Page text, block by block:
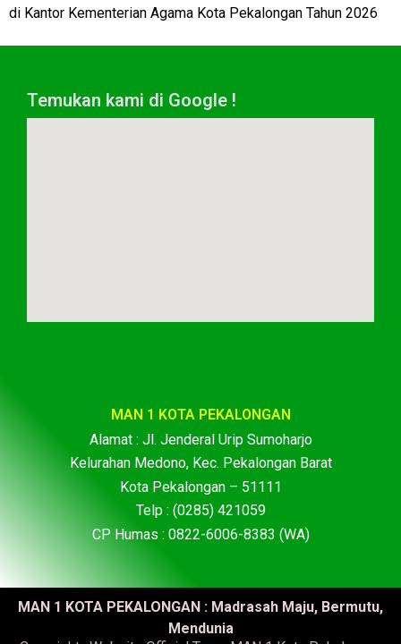
di Kantor Kementerian Agama Kota Pekalongan Tahun 2026
Temukan kami di Google !
MAN 1 KOTA PEKALONGAN
Alamat : Jl. Jenderal Urip Sumoharjo
Kelurahan Medono, Kec. Pekalongan Barat
Kota Pekalongan – 51111
Telp : (0285) 421059
CP Humas : 0822-6006-8383 (WA)
MAN 1 KOTA PEKALONGAN : Madrasah Maju, Bermutu,
Mendunia